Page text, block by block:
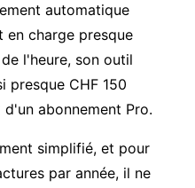
automatique
en charge presque
l'heure, son outil
presque CHF 150
abonnement Pro.
simplifié, et pour
par année, il ne